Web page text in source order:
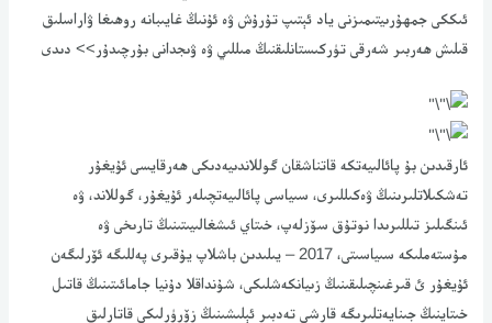
ئىككى جمھۇرىيتىمىزنى ياد ئېتىپ تۇرۇش ۋە ئۇنىڭ غايىبانە روھىغا ۋاراسلىق
قىلىش ھەربىر شەرقى تۈركىستانلىقنىڭ مىللىي ۋە ۋىجدانى بۇرچىدۇر>> دىدى
ئارقىدىن بۇ پائالىيەتكە قاتناشقان گوللاندىيەدىكى ھەرقايسى ئۇيغۇر
تەشكىلاتلىرىنىڭ ۋەكىللىرى، سىياسى پائالىيەتچىلەر ئۇيغۇر، گوللاند، ۋە
ئىنگىلىز تىللىرىدا نوتۇق سۆزلەپ، خىتاي ئىشغالىيىتىنىڭ تارىخى ۋە
مۇستەملىكە سىياسىتى، 2017 – يىلىدىن باشلاپ يۇقىرى پەللىگە ئۆرلىگەن
ئۇيغۇر ئ قىرغىنچىلىقىنىڭ زىيانكەشلىكى، شۇنداقلا دۇنيا جامائىتىنىڭ قاتىل
خىتاينىڭ جىنايەتلىرىگە قارشى تەدبىر ئېلىشىنىڭ زۆرۈرلىكى قاتارلىق